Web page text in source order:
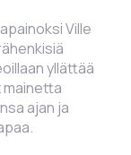
Ville
yllättää
ajan ja